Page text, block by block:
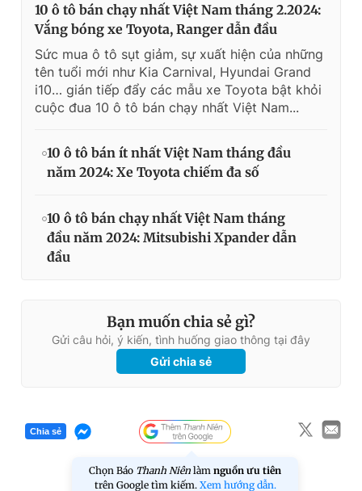
10 ô tô bán chạy nhất Việt Nam tháng 2.2024:
Vắng bóng xe Toyota, Ranger dẫn đầu
Sức mua ô tô sụt giảm, sự xuất hiện của những
tên tuổi mới như Kia Carnival, Hyundai Grand
i10… gián tiếp đẩy các mẫu xe Toyota bật khỏi
cuộc đua 10 ô tô bán chạy nhất Việt Nam...
10 ô tô bán ít nhất Việt Nam tháng đầu
năm 2024: Xe Toyota chiếm đa số
10 ô tô bán chạy nhất Việt Nam tháng
đầu năm 2024: Mitsubishi Xpander dẫn
đầu
Bạn muốn chia sẻ gì?
Gửi câu hỏi, ý kiến, tình huống giao thông tại đây
Gửi chia sẻ
Chia sẻ
Chọn Báo Thanh Niên làm nguồn ưu tiên
trên Google tìm kiếm. Xem hướng dẫn.